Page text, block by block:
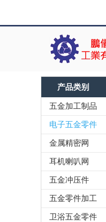
产品类别
五金加工制品
电子五金零件
金属精密网
耳机喇叭网
五金冲压件
五金零件加工
卫浴五金零件